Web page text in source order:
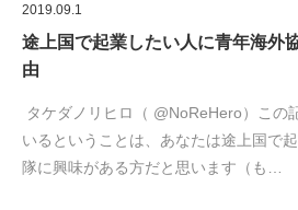
2019.09.1
途上国で起業したい人に青年海外
由
タケダノリヒロ（ @NoReHero）この
いるということは、あなたは途上国で
隊に興味がある方だと思います（も…